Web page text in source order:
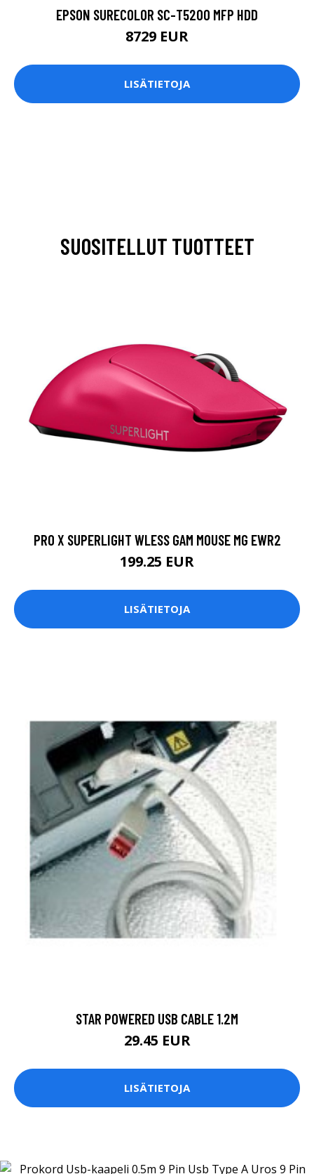
EPSON SURECOLOR SC-T5200 MFP HDD
8729 EUR
LISÄTIETOJA
SUOSITELLUT TUOTTEET
PRO X SUPERLIGHT WLESS GAM MOUSE MG EWR2
199.25 EUR
LISÄTIETOJA
STAR POWERED USB CABLE 1.2M
29.45 EUR
LISÄTIETOJA